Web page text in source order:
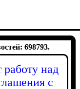
698793.
над
с